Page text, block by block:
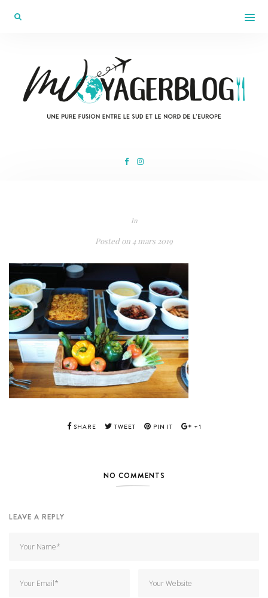
In
Posted on 4 mars 2019
SHARE TWEET PIN IT +1
NO COMMENTS
LEAVE A REPLY